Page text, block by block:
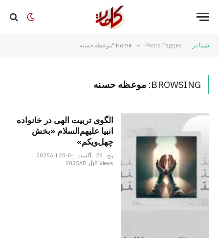
شما در Home » Posts Tagged "موعظه حسنه"
BROWSING: موعظه حسنه
الگوی تربیت الهی در خانواده
انبیا‌‌ علیهم‌السلام «بخش
چهل‌ویکم»
پنج _28 _آگست _2025AH 28-8-
2025AD
8Views